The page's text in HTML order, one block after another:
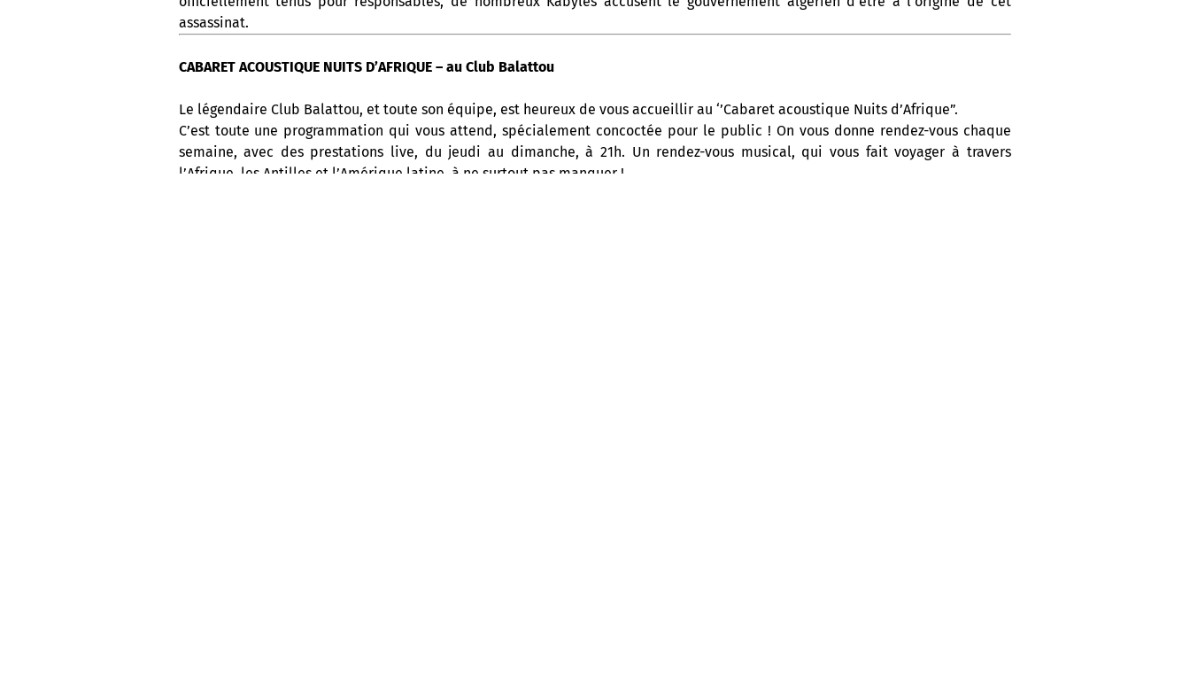
assassinat.
CABARET ACOUSTIQUE NUITS D’AFRIQUE – au Club Balattou
Le légendaire Club Balattou, et toute son équipe, est heureux de vous accueillir au ‘’Cabaret acoustique Nuits d’Afrique”.
C’est toute une programmation qui vous attend, spécialement concoctée pour le public ! On vous donne rendez-vous chaque
semaine, avec des prestations live, du jeudi au dimanche, à 21h. Un rendez-vous musical, qui vous fait voyager à travers
l’Afrique, les Antilles et l’Amérique latine, à ne surtout pas manquer !